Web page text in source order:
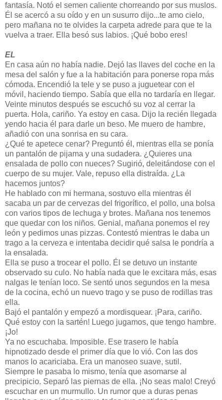
fantasía. Notó el semen caliente chorreando por sus muslos.
Él se acercó a su oído y en un susurro dijo...te amo cielo,
pero mañana no te olvides la carpeta adrede para que te la
vuelva a traer. Ella besó sus labios. ¡Qué bobo eres!
EL
En casa aún no había nadie. Dejó las llaves del coche en la
mesa del salón y fue a la habitación para ponerse ropa más
cómoda. Encendió la tele y se puso a juguetear con el
móvil, haciendo tiempo. Sabía que ella no tardaría en llegar.
Veinte minutos después se escuchó su voz al cerrar la
puerta. Hola, cariño. Ya estoy en casa. Dijo la recién llegada
yendo hacia él para darle un beso. Me muero de hambre,
añadió con una sonrisa en su cara.
¿Qué te apetece cenar? Preguntó él, mientras ella se ponía
un pantalón de pijama y una sudadera. ¿Quieres una
ensalada de pollo con nueces? Sugirió, deleitándose con el
cuerpo de su mujer. Vale, repuso ella distraída. ¿La
hacemos juntos?
He hablado con mi hermana, sostuvo ella mientras él
sacaba un par de cervezas del frigorífico, el pollo, una bolsa
con varios tipos de lechuga y brotes. Mañana nos tenemos
que quedar con los niños. Genial, mañana ponemos el rey
león y pedimos unas pizzas. Contestó mientras le daba un
trago a la cerveza e intentaba decidir qué salsa le pondría a
la ensalada.
Ella se puso a trocear el pollo. Él se detuvo un instante
observado su culo. No había nada que le excitara más, esas
nalgas le tenían loco. Se sentó unos segundos en la mesa
de la cocina, echó un nuevo trago y se puso de rodillas tras
ella.
Bajó el pantalón y empezó a mordisquear. ¡Para, cariño.
Qué estoy con la sartén! Luego jugamos, que tengo hambre.
¡Jo!
Ya no escuchaba. Imposible. Ese trasero le había
hipnotizado desde el primer día que lo vió. Con las dos
manos lo acariciaba. Era un manoseo suave, sutil.
Siempre le pasaba lo mismo, tenía que asomarse al
precipicio. Separó las piernas de ella. ¡No seas malo! Creyó
escuchar en un murmullo. Un rumor que a duras penas